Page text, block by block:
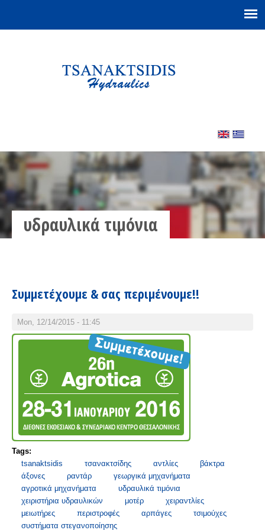
υδραυλικά τιμόνια
Συμμετέχουμε & σας περιμένουμε!!
Mon, 12/14/2015 - 11:45
Tags:
tsanaktsidis
τσανακτσίδης αντλίες
βάκτρα
άξονες
ραντάρ
γεωργικά μηχανήματα
αγροτικά μηχανήματα
υδραυλικά τιμόνια
χειριστήρια υδραυλικών
μοτέρ
χειραντλίες
μειωτήρες
περιστροφές αρπάγες
τσιμούχες
συστήματα στεγανοποίησης